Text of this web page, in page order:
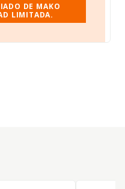
DE MAKO
LIMITADA.